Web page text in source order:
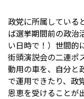
政党に所属している
ば選挙期間前の政治
い日時で！）世間的
街頭演説会の二連ポ
動用の車を、自分と
で運用できたり、政
恩恵を受けることが